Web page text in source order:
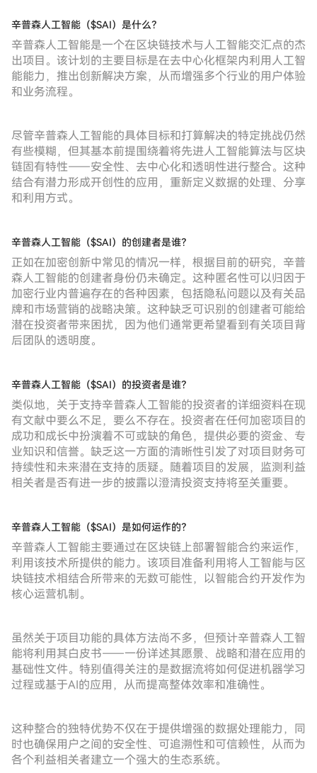
辛普森人工智能（$SAI）是什么？
辛普森人工智能是一个在区块链技术与人工智能交汇点的杰
出项目。该计划的主要目标是在去中心化框架内利用人工智
能能力，推出创新解决方案，从而增强多个行业的用户体验
和业务流程。
尽管辛普森人工智能的具体目标和打算解决的特定挑战仍然
有些模糊，但其基本前提围绕着将先进人工智能算法与区块
链固有特性——安全性、去中心化和透明性进行整合。这种
结合有潜力形成开创性的应用，重新定义数据的处理、分享
和利用方式。
辛普森人工智能（$SAI）的创建者是谁？
正如在加密创新中常见的情况一样，根据目前的研究，辛普
森人工智能的创建者身份仍未确定。这种匿名性可以归因于
加密行业内普遍存在的各种因素，包括隐私问题以及有关品
牌和市场营销的战略决策。这种缺乏可识别的创建者可能给
潜在投资者带来困扰，因为他们通常更希望看到有关项目背
后团队的透明度。
辛普森人工智能（$SAI）的投资者是谁？
类似地，关于支持辛普森人工智能的投资者的详细资料在现
有文献中要么不足，要么不存在。投资者在任何加密项目的
成功和成长中扮演着不可或缺的角色，提供必要的资金、专
业知识和信誉。缺乏这一方面的清晰性引发了对项目财务可
持续性和未来潜在支持的质疑。随着项目的发展，监测利益
相关者是否有进一步的披露以澄清投资支持将至关重要。
辛普森人工智能（$SAI）是如何运作的？
辛普森人工智能主要通过在区块链上部署智能合约来运作，
利用该技术所提供的能力。该项目准备利用将人工智能与区
块链技术相结合所带来的无数可能性，以智能合约开发作为
核心运营机制。
虽然关于项目功能的具体方法尚不多，但预计辛普森人工智
能将利用其白皮书——一份详述其愿景、战略和潜在应用的
基础性文件。特别值得关注的是数据流将如何促进机器学习
过程或基于AI的应用，从而提高整体效率和准确性。
这种整合的独特优势不仅在于提供增强的数据处理能力，同
时也确保用户之间的安全性、可追溯性和可信赖性，从而为
各个利益相关者建立一个强大的生态系统。